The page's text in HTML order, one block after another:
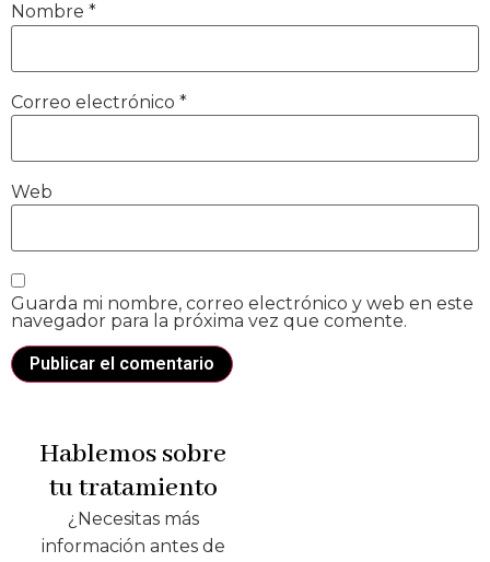
Nombre *
Correo electrónico *
Web
Guarda mi nombre, correo electrónico y web en este
navegador para la próxima vez que comente.
Hablemos sobre
tu tratamiento
¿Necesitas más
información antes de